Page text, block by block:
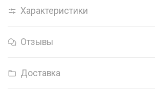
Характеристики
Отзывы
Доставка